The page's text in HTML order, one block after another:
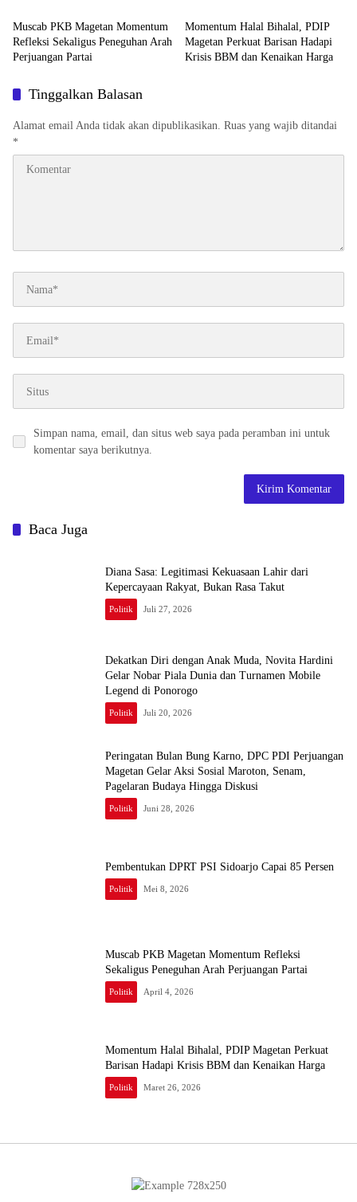
Muscab PKB Magetan Momentum
Refleksi Sekaligus Peneguhan Arah
Perjuangan Partai
Momentum Halal Bihalal, PDIP
Magetan Perkuat Barisan Hadapi
Krisis BBM dan Kenaikan Harga
Tinggalkan Balasan
Alamat email Anda tidak akan dipublikasikan. Ruas yang wajib ditandai
*
Simpan nama, email, dan situs web saya pada peramban ini untuk
komentar saya berikutnya.
Baca Juga
Diana Sasa: Legitimasi Kekuasaan Lahir dari
Kepercayaan Rakyat, Bukan Rasa Takut
Politik Juli 27, 2026
Dekatkan Diri dengan Anak Muda, Novita Hardini
Gelar Nobar Piala Dunia dan Turnamen Mobile
Legend di Ponorogo
Politik Juli 20, 2026
Peringatan Bulan Bung Karno, DPC PDI Perjuangan
Magetan Gelar Aksi Sosial Maroton, Senam,
Pagelaran Budaya Hingga Diskusi
Politik Juni 28, 2026
Pembentukan DPRT PSI Sidoarjo Capai 85 Persen
Politik Mei 8, 2026
Muscab PKB Magetan Momentum Refleksi
Sekaligus Peneguhan Arah Perjuangan Partai
Politik April 4, 2026
Momentum Halal Bihalal, PDIP Magetan Perkuat
Barisan Hadapi Krisis BBM dan Kenaikan Harga
Politik Maret 26, 2026